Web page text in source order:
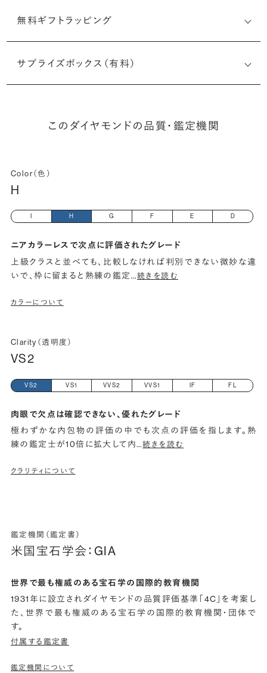
無料ギフトラッピング
サプライズボックス（有料）
このダイヤモンドの品質・鑑定機関
Color（色）
H
H G F E D
ニアカラーレスで次点に評価されたグレード
上級クラスと並べても、比較しなければ判別できない微妙な違
いで、枠に留まると熟練の鑑定…続きを読む
カラーについて
Clarity（透明度）
VS2
VS2 VS1 VVS2 VVS1 IF FL
肉眼で欠点は確認できない、優れたグレード
極わずかな内包物の評価の中でも次点の評価を指します。熟
練の鑑定士が10倍に拡大して内…続きを読む
クラリティについて
鑑定機関（鑑定書）
米国宝石学会：GIA
世界で最も権威のある宝石学の国際的教育機関
1931年に設立されダイヤモンドの品質評価基準「4C」を考案し
た、世界で最も権威のある宝石学の国際的教育機関・団体で
す。
付属する鑑定書
鑑定機関について